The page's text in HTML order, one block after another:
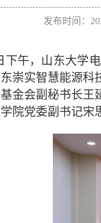
发布时间：
下午，山东大学
崇实智慧能源
金会副秘书长王
院党委副书记宋